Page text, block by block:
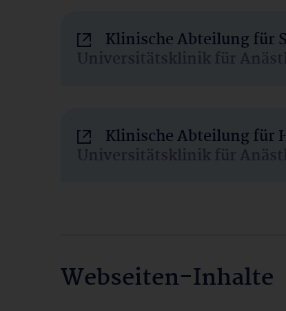
Klinische Abteilung für
Universitätsklinik für
Klinische Abteilung für
Universitätsklinik für
Webseiten-Inhalte